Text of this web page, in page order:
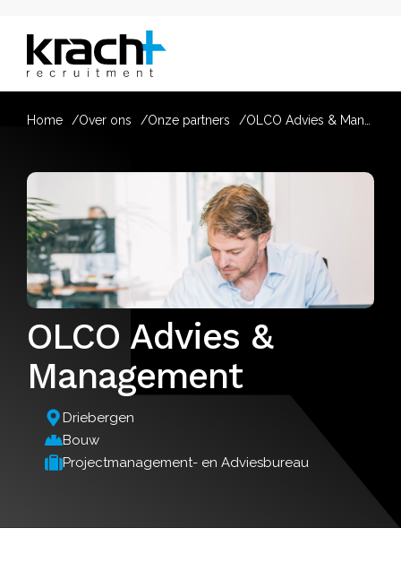
Home Over ons Onze partners
OLCO Advies &
Management
Driebergen
Bouw
Projectmanagement- en Adviesbureau